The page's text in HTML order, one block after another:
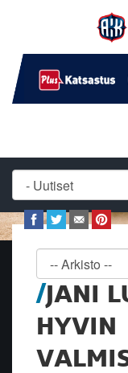
JANI
HYVIN